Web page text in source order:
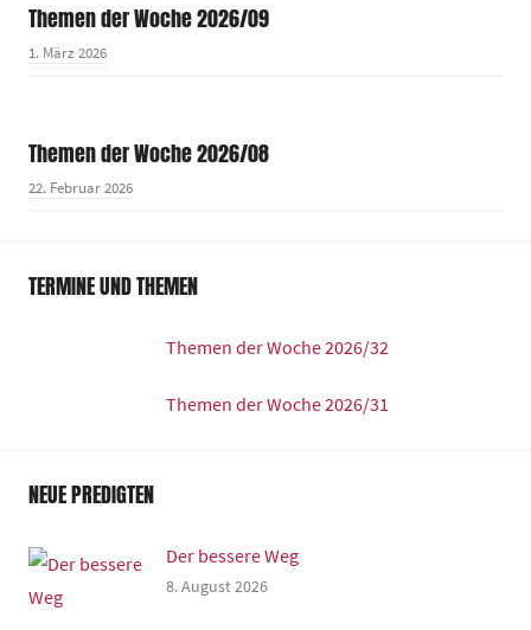
Themen der Woche 2026/09
1. März 2026
Themen der Woche 2026/08
22. Februar 2026
TERMINE UND THEMEN
Themen der Woche 2026/32
Themen der Woche 2026/31
NEUE PREDIGTEN
Der bessere Weg
8. August 2026